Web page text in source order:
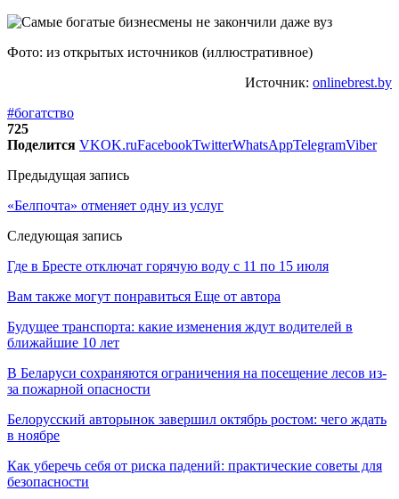
Фото: из открытых источников (иллюстративное)
Источник: onlinebrest.by
#богатство
725
Поделится VKOK.ruFacebookTwitterWhatsAppTelegramViber
Предыдущая запись
«Белпочта» отменяет одну из услуг
Следующая запись
Где в Бресте отключат горячую воду с 11 по 15 июля
Вам также могут понравиться Еще от автора
Будущее транспорта: какие изменения ждут водителей в
ближайшие 10 лет
В Беларуси сохраняются ограничения на посещение лесов из-
за пожарной опасности
Белорусский авторынок завершил октябрь ростом: чего ждать
в ноябре
Как уберечь себя от риска падений: практические советы для
безопасности